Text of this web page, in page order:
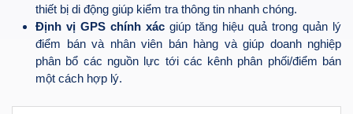
thiết bị di động giúp kiểm tra thông tin nhanh chóng.
Định vị GPS chính xác giúp tăng hiệu quả trong quản lý
điểm bán và nhân viên bán hàng và giúp doanh nghiệp
phân bổ các nguồn lực tới các kênh phân phối/điểm bán
một cách hợp lý.